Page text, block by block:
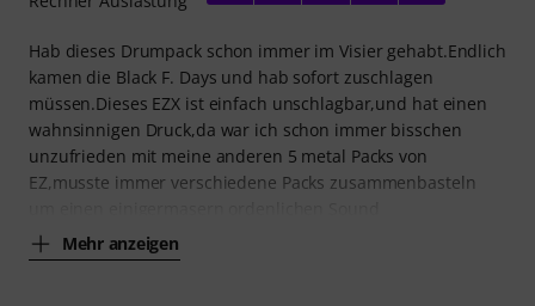
Hab dieses Drumpack schon immer im Visier gehabt.Endlich
kamen die Black F. Days und hab sofort zuschlagen
müssen.Dieses EZX ist einfach unschlagbar,und hat einen
wahnsinnigen Druck,da war ich schon immer bisschen
unzufrieden mit meine anderen 5 metal Packs von
EZ,musste immer verschiedene Packs zusammenbasteln
Mehr anzeigen